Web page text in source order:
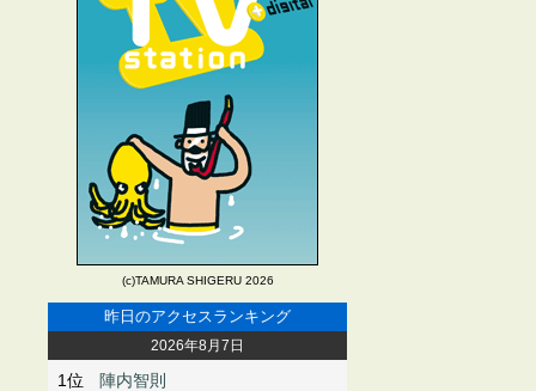
(c)TAMURA SHIGERU 2026
昨日のアクセスランキング
2026年8月7日
1位 陣内智則